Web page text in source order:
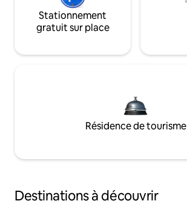
Stationnement
gratuit sur place
Résidence de tourisme
Destinations à découvrir